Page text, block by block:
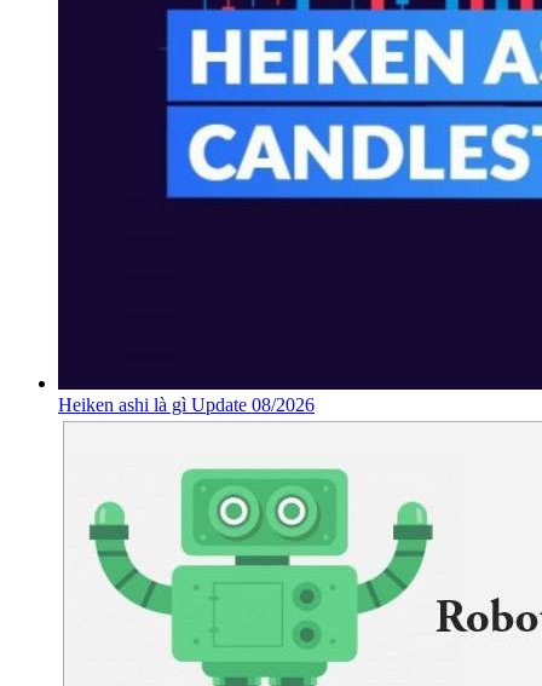
Heiken ashi là gì Update 08/2026